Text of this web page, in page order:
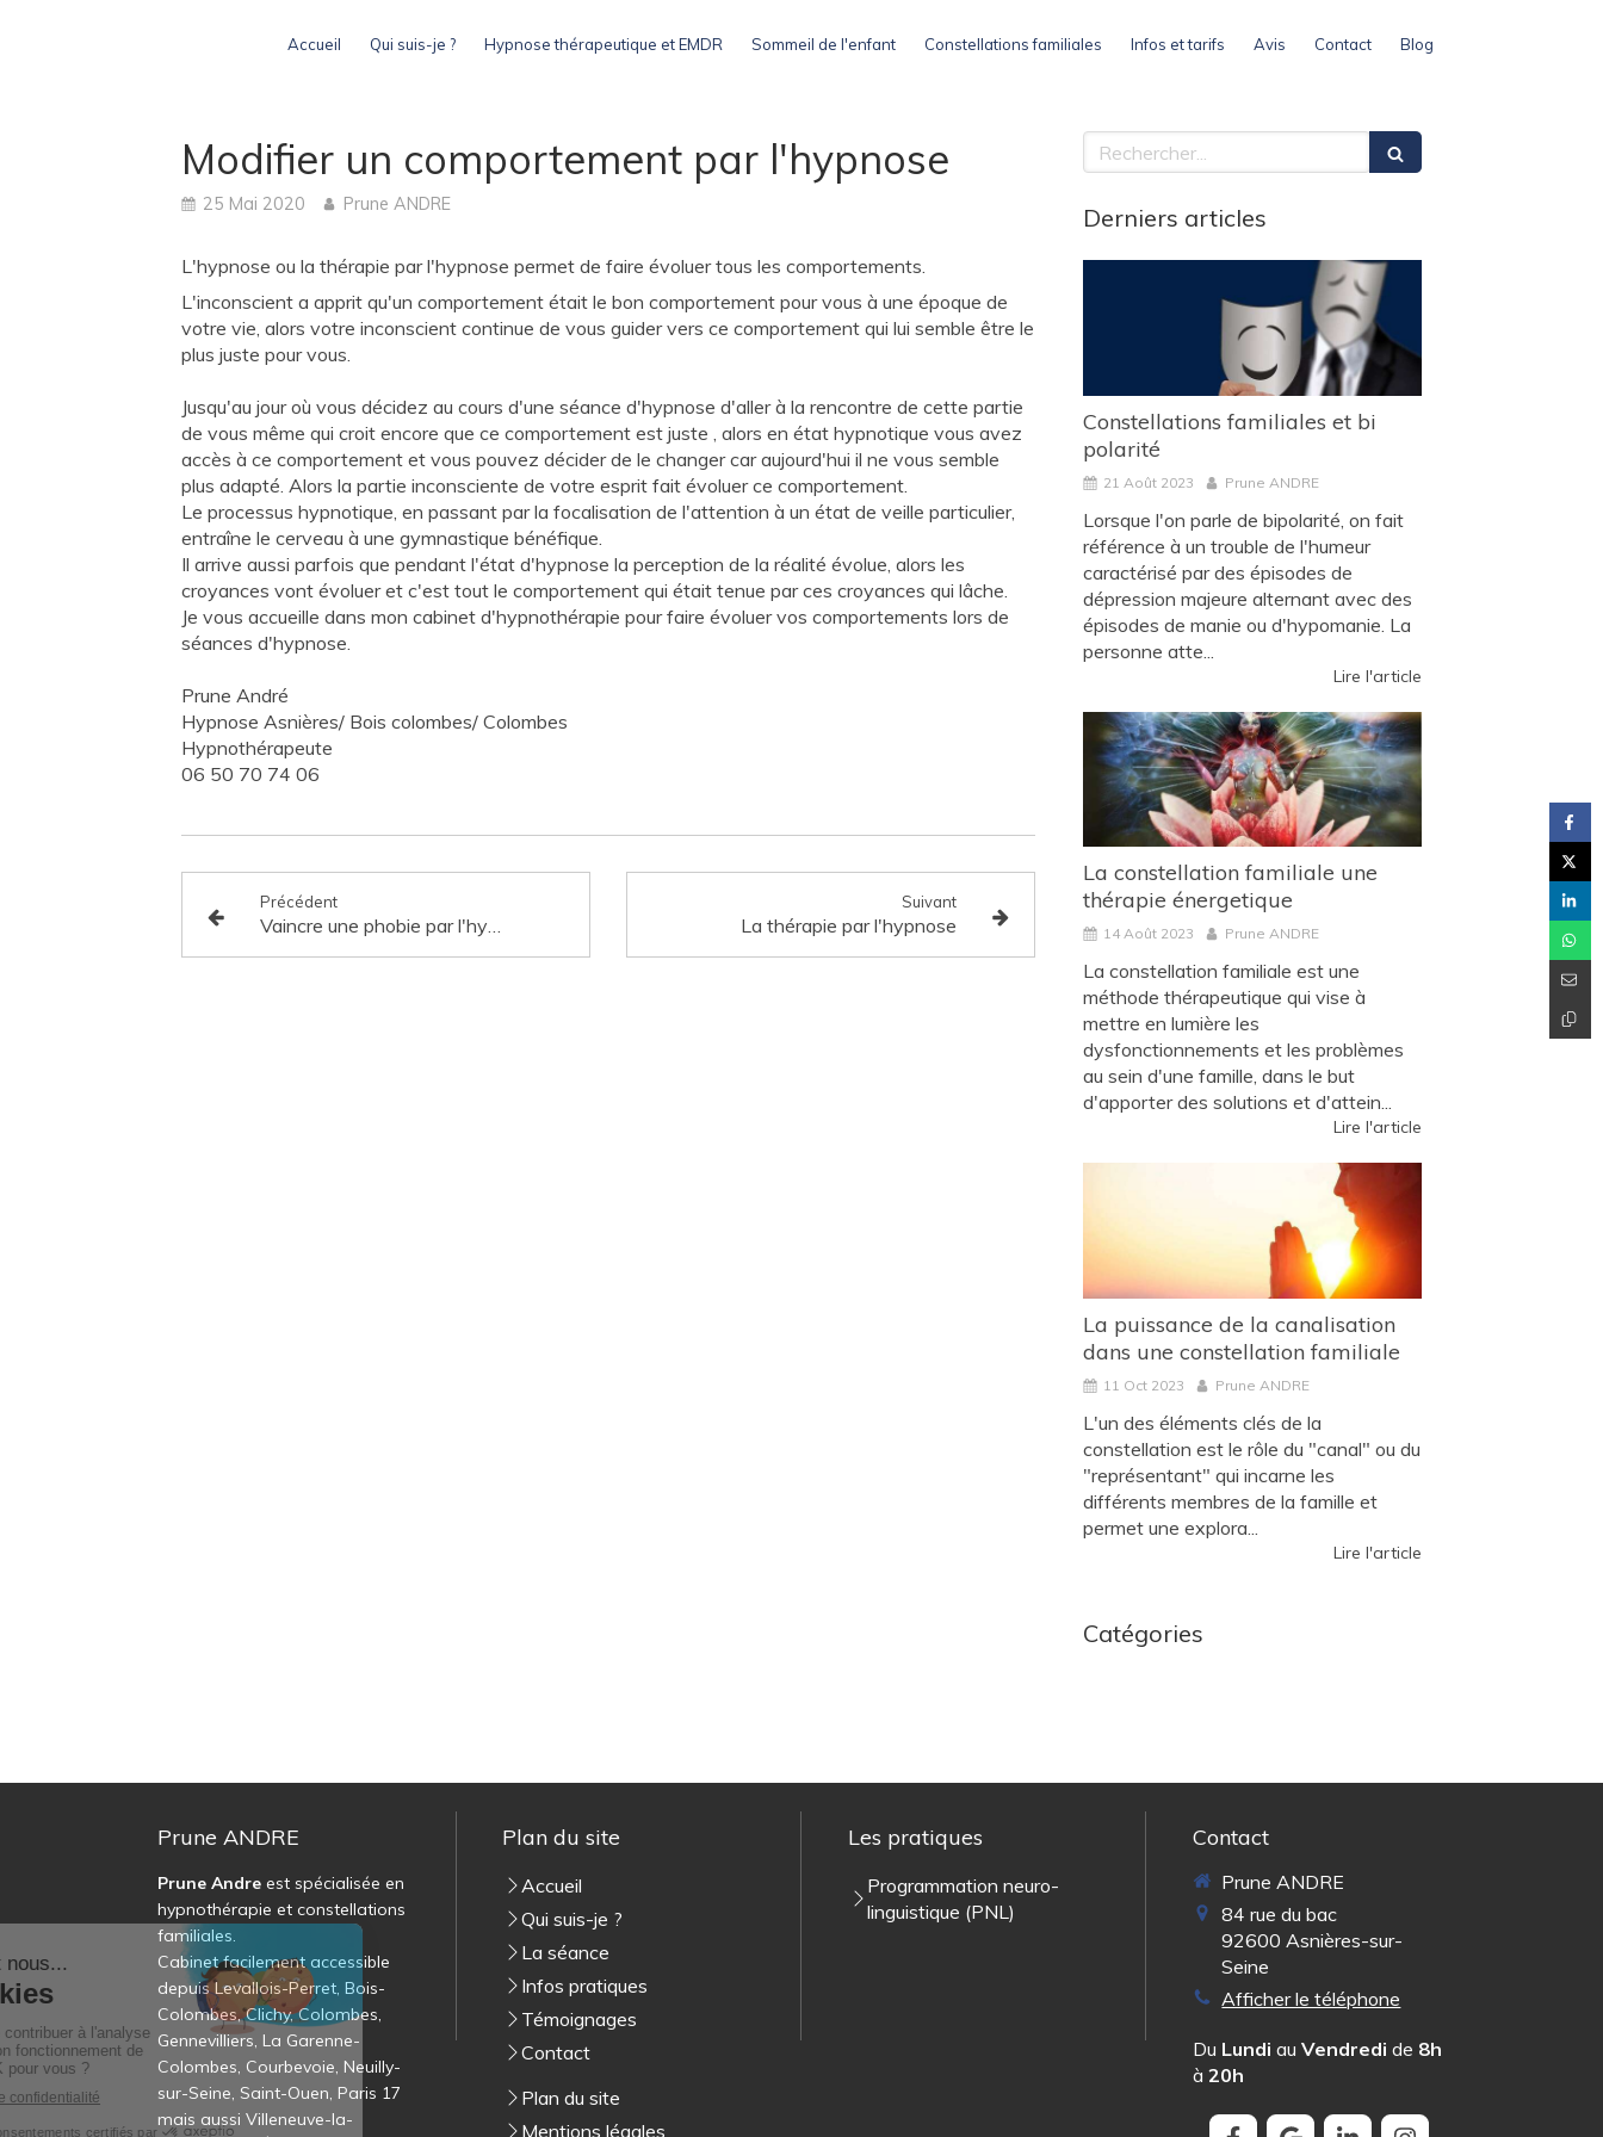
Accueil Qui suis-je ? Hypnose thérapeutique et EMDR Sommeil de l'enfant Constellations familiales Infos et tarifs Avis Contact Blog
Modifier un comportement par l'hypnose
25 Mai 2020 Prune ANDRE
L'hypnose ou la thérapie par l'hypnose permet de faire évoluer tous les comportements.
L'inconscient a apprit qu'un comportement était le bon comportement pour vous à une époque de
votre vie, alors votre inconscient continue de vous guider vers ce comportement qui lui semble être le
plus juste pour vous.
Jusqu'au jour où vous décidez au cours d'une séance d'hypnose d'aller à la rencontre de cette partie
de vous même qui croit encore que ce comportement est juste , alors en état hypnotique vous avez
accès à ce comportement et vous pouvez décider de le changer car aujourd'hui il ne vous semble
plus adapté. Alors la partie inconsciente de votre esprit fait évoluer ce comportement.
Le processus hypnotique, en passant par la focalisation de l'attention à un état de veille particulier,
entraîne le cerveau à une gymnastique bénéfique.
Il arrive aussi parfois que pendant l'état d'hypnose la perception de la réalité évolue, alors les
croyances vont évoluer et c'est tout le comportement qui était tenue par ces croyances qui lâche.
Je vous accueille dans mon cabinet d'hypnothérapie pour faire évoluer vos comportements lors de
séances d'hypnose.
Prune André
Hypnose Asnières/ Bois colombes/ Colombes
Hypnothérapeute
06 50 70 74 06
Précédent
Vaincre une phobie par l'hypnose
Suivant
La thérapie par l'hypnose
Rechercher
Derniers articles
Constellations familiales et bi
polarité
21 Août 2023 Prune ANDRE
Lorsque l'on parle de bipolarité, on fait
référence à un trouble de l'humeur
caractérisé par des épisodes de
dépression majeure alternant avec des
épisodes de manie ou d'hypomanie. La
personne atte...
Lire l'article
La constellation familiale une
thérapie énergetique
14 Août 2023 Prune ANDRE
La constellation familiale est une
méthode thérapeutique qui vise à
mettre en lumière les
dysfonctionnements et les problèmes
au sein d'une famille, dans le but
d'apporter des solutions et d'attein...
Lire l'article
La puissance de la canalisation
dans une constellation familiale
11 Oct 2023 Prune ANDRE
L'un des éléments clés de la
constellation est le rôle du "canal" ou du
"représentant" qui incarne les
différents membres de la famille et
permet une explora...
Lire l'article
Catégories
Prune ANDRE
Prune Andre est spécialisée en
hypnothérapie et constellations
familiales.
Cabinet facilement accessible
depuis Levallois-Perret, Bois-
Colombes, Clichy, Colombes,
Gennevilliers, La Garenne-
Colombes, Courbevoie, Neuilly-
sur-Seine, Saint-Ouen, Paris 17
mais aussi Villeneuve-la-
Plan du site
Accueil
Qui suis-je ?
La séance
Infos pratiques
Témoignages
Contact
Plan du site
Mentions légales
Les pratiques
Programmation neuro-
linguistique (PNL)
Contact
Prune ANDRE
84 rue du bac
92600 Asnières-sur-
Seine
Afficher le téléphone
Du Lundi auVendredi de 8h
à20h